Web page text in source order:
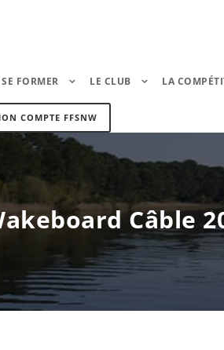
SE FORMER LE CLUB LA
COMPTE FFSNW
Câble